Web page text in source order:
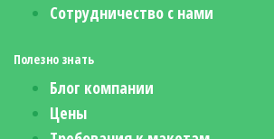
Сотрудничество с нами
Полезно знать
Блог компании
Цены